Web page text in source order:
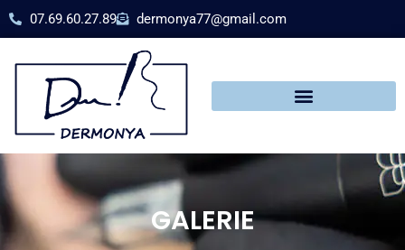
07.69.60.27.89 dermonya77@gmail.com
GALERIE